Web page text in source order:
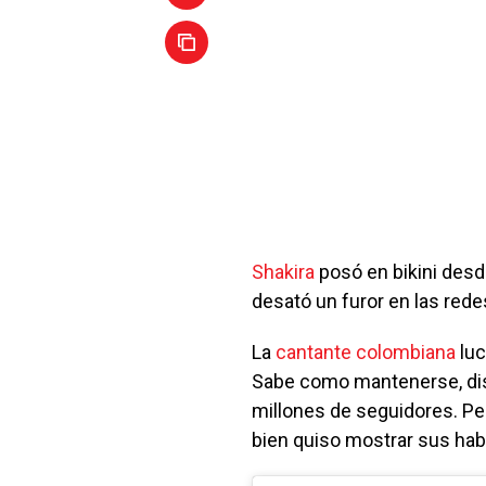
Shakira posó en bikini
desató un furor en las
La cantante colombiana
Sabe como mantenerse,
millones de seguidores.
bien quiso mostrar sus